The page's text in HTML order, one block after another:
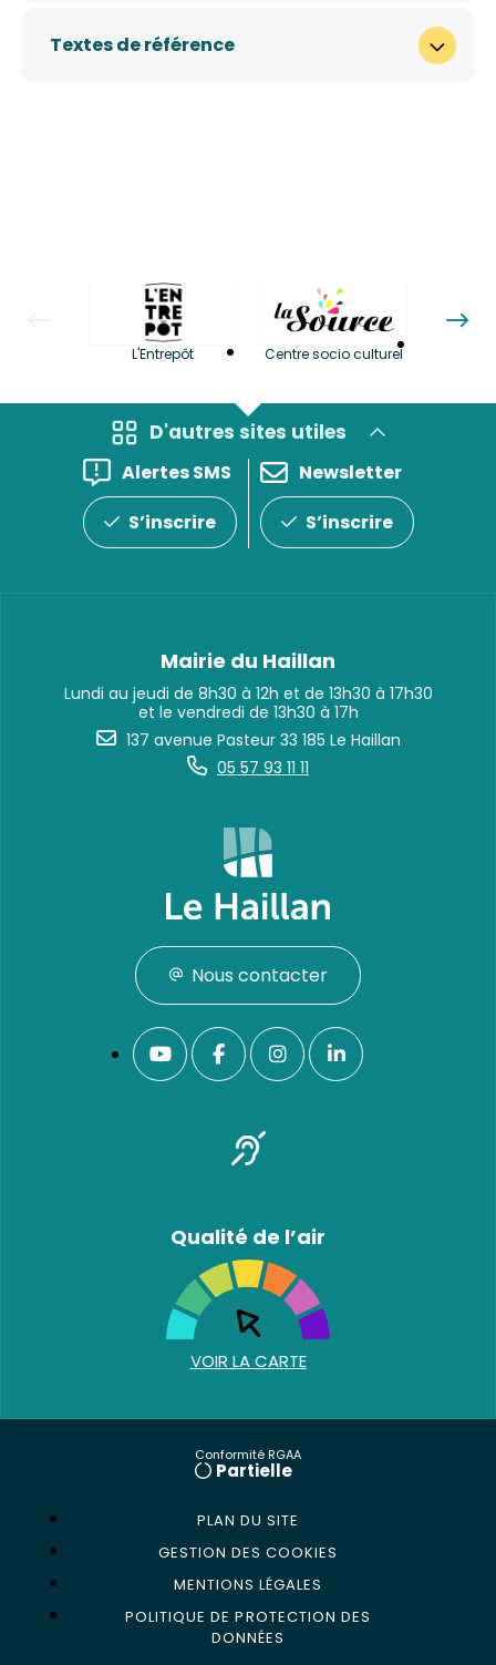
Textes de référence
L'Entrepôt Centre socio culturel
D'autres sites utiles
Alertes SMS
S’inscrire
Newsletter
S’inscrire
Mairie du Haillan
Lundi au jeudi de 8h30 à 12h et de 13h30 à 17h30
et le vendredi de 13h30 à 17h
137 avenue Pasteur 33 185 Le Haillan
05 57 93 11 11
Nous contacter
Qualité de l’air
VOIR LA CARTE
Conformité RGAA
Partielle
PLAN DU SITE
GESTION DES COOKIES
MENTIONS LÉGALES
POLITIQUE DE PROTECTION DES
DONNÉES